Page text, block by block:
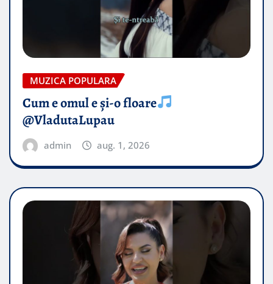
MUZICA POPULARA
Cum e omul e și-o floare
@VladutaLupau
admin aug. 1, 2026